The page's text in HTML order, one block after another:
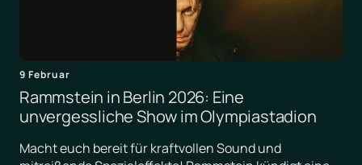
9 Februar
Rammstein in Berlin 2026: Eine
unvergessliche Show im Olympiastadion
Macht euch bereit für kraftvollen Sound und